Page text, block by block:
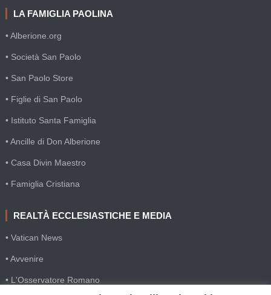
LA FAMIGLIA PAOLINA
• Alberione.org
• Società San Paolo
• San Paolo Store
• Figlie di San Paolo
• Istituto Santa Famiglia
• Ancille di Don Alberione
• Casa Divin Maestro
• Famiglia Cristiana
REALTÀ ECCLESIASTICHE E MEDIA
• Vatican News
• Avvenire
• L'Osservatore Romano